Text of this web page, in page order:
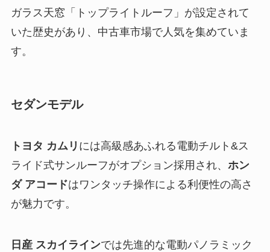
ガラス天窓「トップライトルーフ」が設定されて
いた歴史があり、中古車市場で人気を集めていま
す。
セダンモデル
トヨタ カムリ には高級感あふれる電動チルト&ス
ライド式サンルーフがオプション採用され、 ホン
ダ アコードはワンタッチ操作による利便性の高さ
が魅力です。
日産 スカイラインでは先進的な電動パノラミック